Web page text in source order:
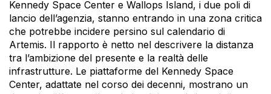
Kennedy Space Center e Wallops Island, i due poli di
lancio dell’agenzia, stanno entrando in una zona critica
che potrebbe incidere persino sul calendario di
Artemis. Il rapporto è netto nel descrivere la distanza
tra l’ambizione del presente e la realtà delle
infrastrutture. Le piattaforme del Kennedy Space
Center, adattate nel corso dei decenni, mostrano un